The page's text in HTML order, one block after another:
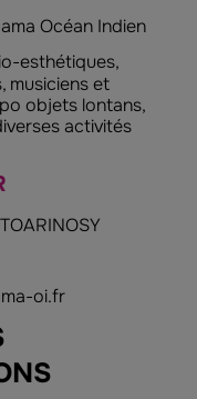
Océan Indien
esthétiques,
musiciens et
objets lontans,
activités
oi.fr